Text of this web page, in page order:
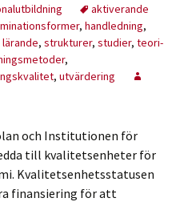
aktiverande
, handledning,
lärande, strukturer, studier, teori-
,
, utvärdering
och Institutionen för
till kvalitetsenheter för
Kvalitetsenhetsstatusen
finansiering för att